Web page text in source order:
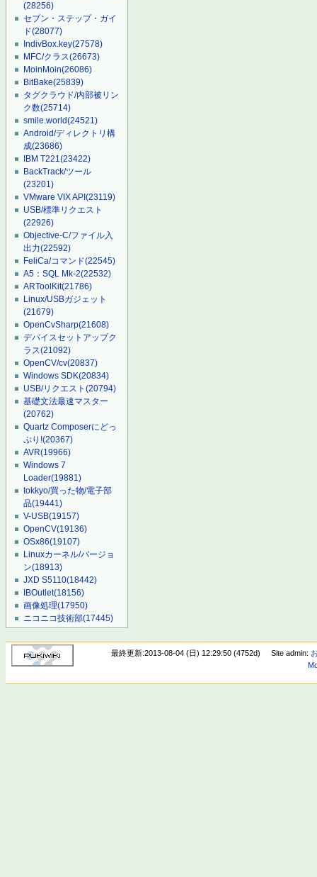
(28256)
セブン・ステップ・ガイ
ド(28077)
IndivBox.key(27578)
MFC/クラス(26673)
MoinMoin(26086)
BitBake(25839)
タグクラウド/内部被リン
ク数(25714)
smile.world(24521)
Android/ディレクトリ構
成(23686)
IBM T221(23422)
BackTrack/ツール
(23201)
VMware VIX API(23119)
USB/標準リクエスト
(22926)
Objective-C/ファイル入
出力(22592)
FeliCa/コマンド(22545)
A5：SQL Mk-2(22532)
ARToolKit(21786)
Linux/USBガジェット
(21679)
OpenCvSharp(21608)
デバイスセットアップク
ラス(21092)
OpenCV/cv(20837)
Windows SDK(20834)
USB/リクエスト(20794)
基礎文法最速マスター
(20762)
Quartz Composerにどっ
ぷり!(20367)
AVR(19966)
Windows 7
Loader(19881)
tokkyo/買った物/電子部
品(19441)
V-USB(19157)
OpenCV(19136)
OSx86(19107)
Linuxカーネル/バージョ
ン(18913)
JXD S5110(18442)
IBOutlet(18156)
画像処理(17950)
ニコニコ技術部(17445)
最終更新:2013-08-04 (日) 12:29:50 (4752d) Site admin: